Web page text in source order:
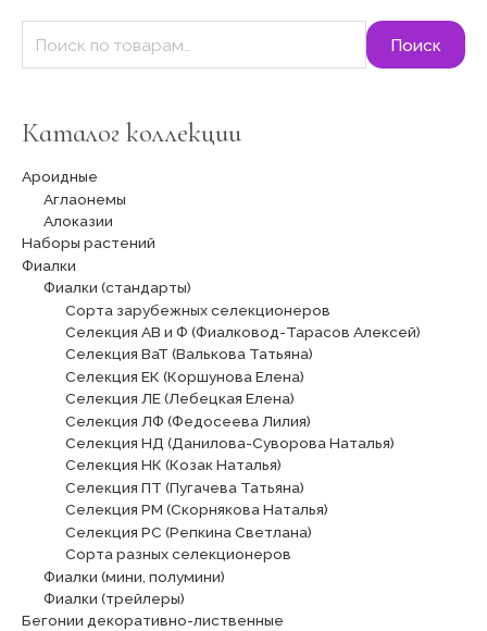
Поиск
Каталог коллекции
Ароидные
Аглаонемы
Алоказии
Наборы растений
Фиалки
Фиалки (стандарты)
Сорта зарубежных селекционеров
Селекция АВ и Ф (Фиалковод-Тарасов Алексей)
Селекция ВаТ (Валькова Татьяна)
Селекция ЕК (Коршунова Елена)
Селекция ЛЕ (Лебецкая Елена)
Селекция ЛФ (Федосеева Лилия)
Селекция НД (Данилова-Суворова Наталья)
Селекция НК (Козак Наталья)
Селекция ПТ (Пугачева Татьяна)
Селекция РМ (Скорнякова Наталья)
Селекция РС (Репкина Светлана)
Сорта разных селекционеров
Фиалки (мини, полумини)
Фиалки (трейлеры)
Бегонии декоративно-лиственные